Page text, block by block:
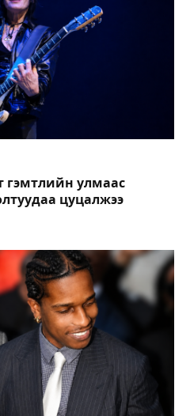
гэмтлийн улмаас
цуцалжээ